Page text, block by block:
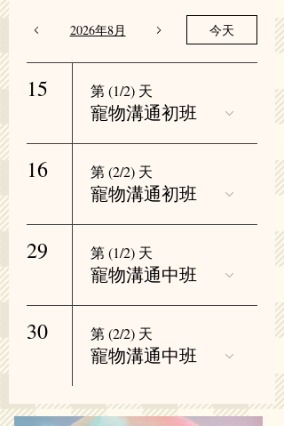
2026年8月 今天
15 第 (1/2) 天
寵物溝通初班
16 第 (2/2) 天
寵物溝通初班
29 第 (1/2) 天
寵物溝通中班
30 第 (2/2) 天
寵物溝通中班